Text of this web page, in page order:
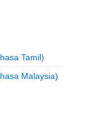
Tamil)
Malaysia)